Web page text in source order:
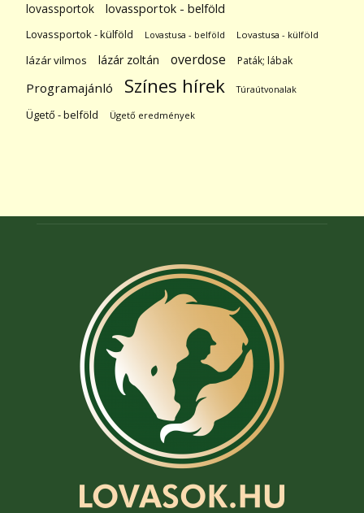
lovassportok lovassportok - belföld
Lovassportok - külföld Lovastusa - belföld Lovastusa - külföld
lázár vilmos lázár zoltán overdose Paták; lábak
Programajánló Színes hírek Túraútvonalak
Ügető - belföld Ügető eredmények